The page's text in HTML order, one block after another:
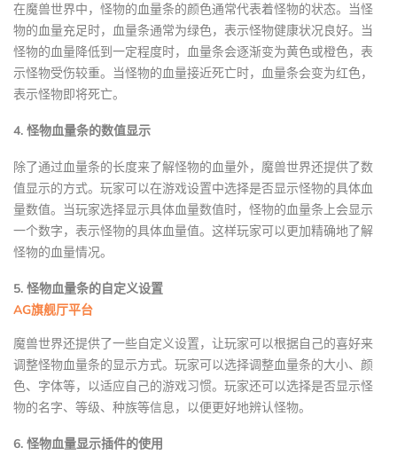
在魔兽世界中，怪物的血量条的颜色通常代表着怪物的状态。当怪
物的血量充足时，血量条通常为绿色，表示怪物健康状况良好。当
怪物的血量降低到一定程度时，血量条会逐渐变为黄色或橙色，表
示怪物受伤较重。当怪物的血量接近死亡时，血量条会变为红色，
表示怪物即将死亡。
4. 怪物血量条的数值显示
除了通过血量条的长度来了解怪物的血量外，魔兽世界还提供了数
值显示的方式。玩家可以在游戏设置中选择是否显示怪物的具体血
量数值。当玩家选择显示具体血量数值时，怪物的血量条上会显示
一个数字，表示怪物的具体血量值。这样玩家可以更加精确地了解
怪物的血量情况。
5. 怪物血量条的自定义设置
AG旗舰厅平台
魔兽世界还提供了一些自定义设置，让玩家可以根据自己的喜好来
调整怪物血量条的显示方式。玩家可以选择调整血量条的大小、颜
色、字体等，以适应自己的游戏习惯。玩家还可以选择是否显示怪
物的名字、等级、种族等信息，以便更好地辨认怪物。
6. 怪物血量显示插件的使用